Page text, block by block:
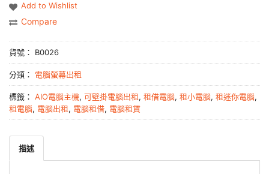
Add to Wishlist
Compare
貨號： B0026
分類： 電腦螢幕出租
標籤： AIO電腦主機, 可壁掛電腦出租, 租借電腦, 租小電腦, 租迷你電腦,
租電腦, 電腦出租, 電腦租借, 電腦租賃
描述